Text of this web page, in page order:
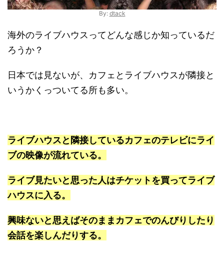
By: dtack
海外のライブハウスってどんな感じか知っているだ
ろうか？
日本では見ないが、カフェとライブハウスが隣接と
いうかくっついてる所も多い。
ライブハウスと隣接しているカフェのテレビにライ
ブの映像が流れている。
ライブ見たいと思った人はチケットを買ってライブ
ハウスに入る。
興味ないと思えばそのままカフェでのんびりしたり
会話を楽しんだりする。